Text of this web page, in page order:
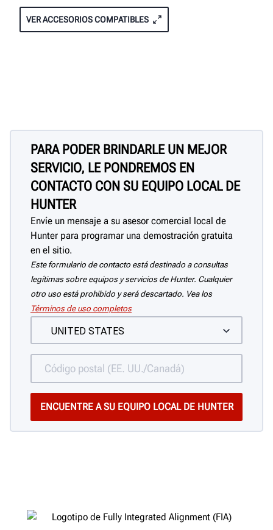
VER ACCESORIOS COMPATIBLES
PARA PODER BRINDARLE UN MEJOR
SERVICIO, LE PONDREMOS EN
CONTACTO CON SU EQUIPO LOCAL DE
HUNTER
Envíe un mensaje a su asesor comercial local de
Hunter para programar una demostración gratuita
en el sitio.
Este formulario de contacto está destinado a consultas
legítimas sobre equipos y servicios de Hunter. Cualquier
otro uso está prohibido y será descartado. Vea los
Términos de uso completos